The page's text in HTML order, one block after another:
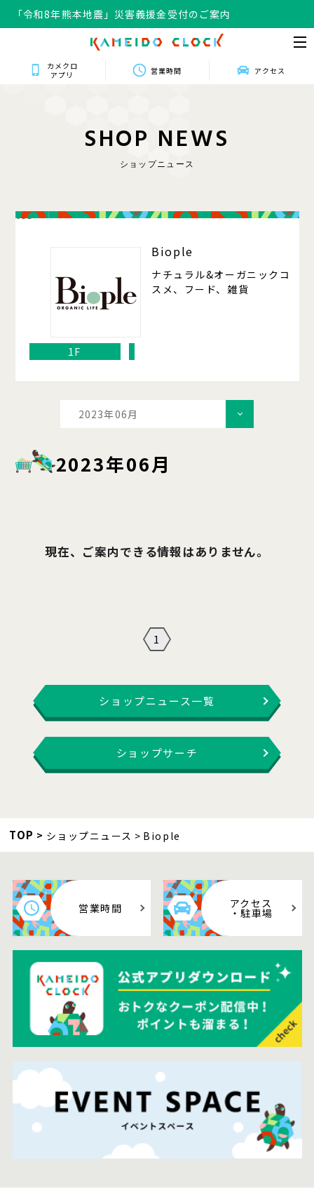
「令和8年熊本地震」災害義援金受付のご案内
カメクロ
アプリ
営業時間 アクセス
SHOP NEWS
ショップニュース
105
Biople
ナチュラル&オーガニックコ
スメ、フード、雑貨
1F
2023年06月
2023年06月
現在、ご案内できる情報はありません。
1
ショップニュース一覧
ショップサーチ
TOP ショップニュース Biople
営業時間 アクセス
・駐車場